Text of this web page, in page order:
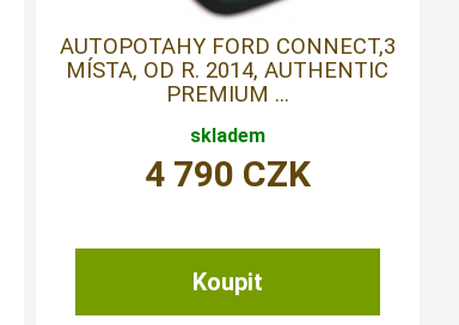
AUTOPOTAHY FORD CONNECT,3
MÍSTA, OD R. 2014, AUTHENTIC
PREMIUM ...
skladem
4 790 CZK